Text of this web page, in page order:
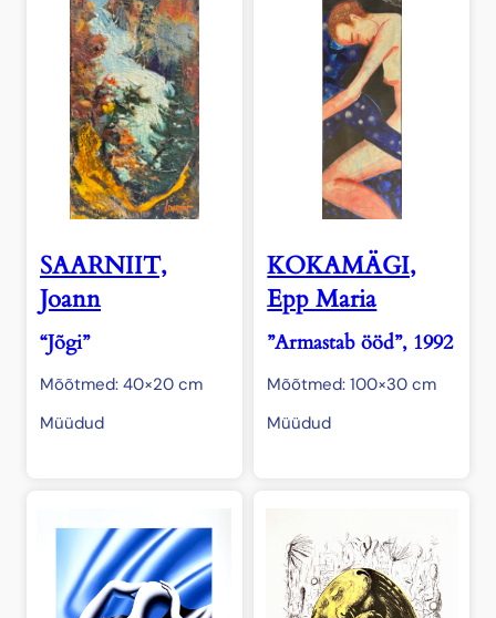
SAARNIIT,
Joann
“Jõgi”
Mõõtmed: 40×20 cm
Müüdud
KOKAMÄGI,
Epp Maria
”Armastab ööd”, 1992
Mõõtmed: 100×30 cm
Müüdud